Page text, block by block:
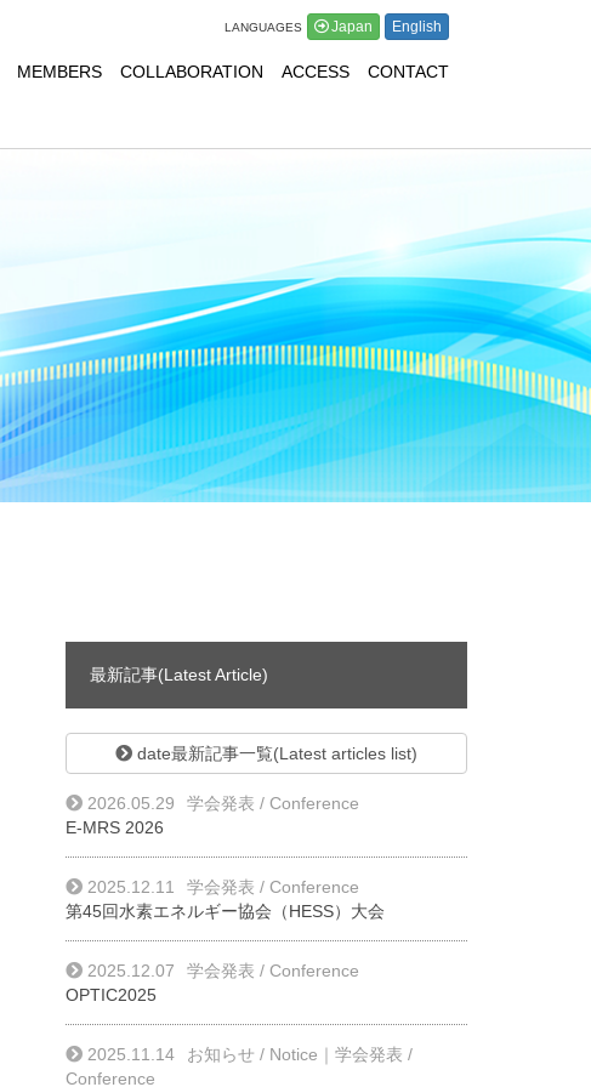
MEMBERS COLLABORATION ACCESS CONTACT
LANGUAGES Japan English
最新記事(Latest Article)
date最新記事一覧(Latest articles list)
2026.05.29
学会発表 / Conference
E-MRS 2026
2025.12.11
学会発表 / Conference
第45回水素エネルギー協会（HESS）大会
2025.12.07
学会発表 / Conference
OPTIC2025
2025.11.14 お知らせ / Notice ｜学会発表 /
Conference